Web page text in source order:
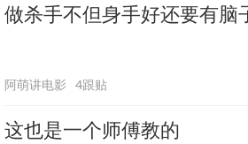
做杀手不但身手好还要有脑
阿萌讲电影 4跟贴
这也是一个师傅教的